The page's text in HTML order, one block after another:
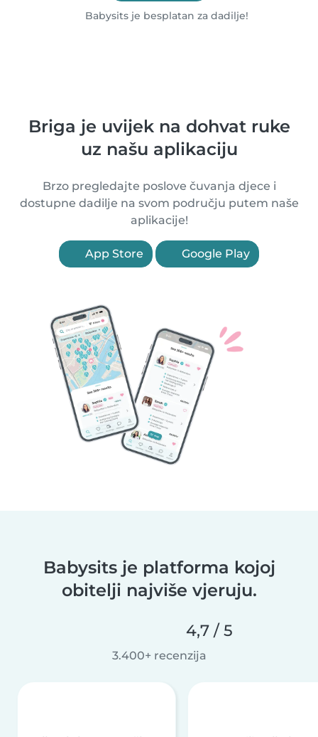
Babysits je besplatan za dadilje!
Briga je uvijek na dohvat ruke
uz našu aplikaciju
Brzo pregledajte poslove čuvanja djece i
dostupne dadilje na svom području putem naše
aplikacije!
App Store Google Play
Babysits je platforma kojoj
obitelji najviše vjeruju.
4,7 / 5
3.400+ recenzija